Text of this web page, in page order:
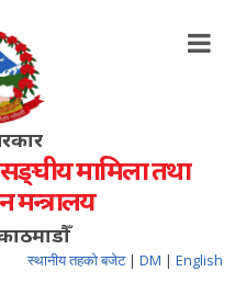
मामिला तथा
मन्त्रालय
स्थानीय तहको बजेट | DM | English